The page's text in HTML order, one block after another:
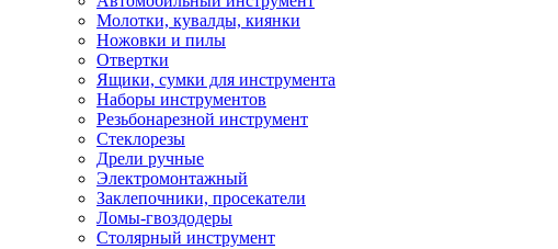
Молотки, кувалды, киянки
Ножовки и пилы
Отвертки
Ящики, сумки для инструмента
Наборы инструментов
Резьбонарезной инструмент
Стеклорезы
Дрели ручные
Электромонтажный
Заклепочники, просекатели
Ломы-гвоздодеры
Столярный инструмент